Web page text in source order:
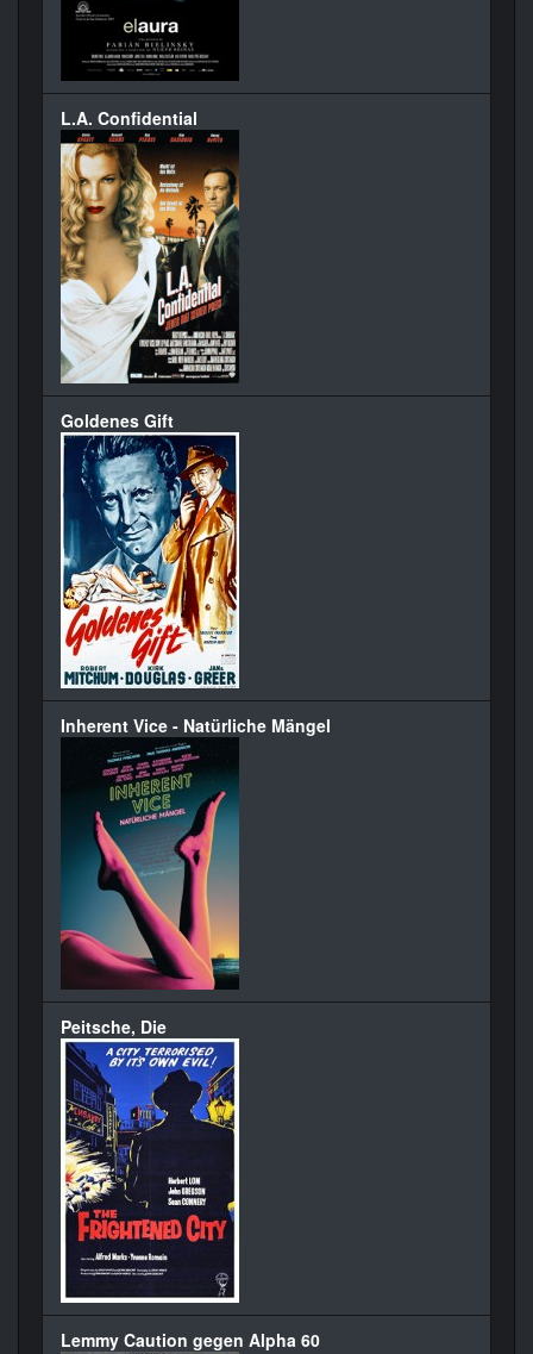
L.A. Confidential
Goldenes Gift
Inherent Vice - Natürliche Mängel
Peitsche, Die
Lemmy Caution gegen Alpha 60